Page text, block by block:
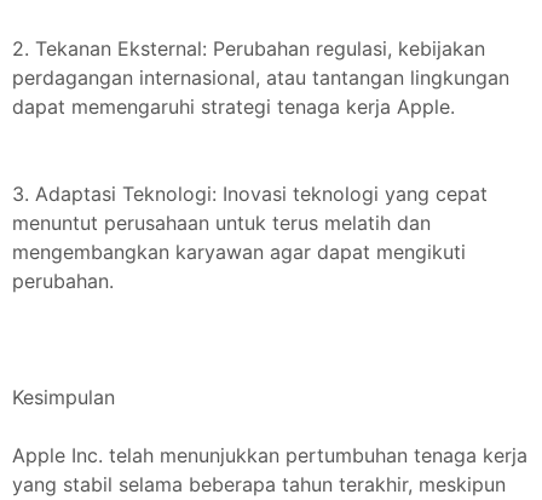
2. Tekanan Eksternal: Perubahan regulasi, kebijakan
perdagangan internasional, atau tantangan lingkungan
dapat memengaruhi strategi tenaga kerja Apple.
3. Adaptasi Teknologi: Inovasi teknologi yang cepat
menuntut perusahaan untuk terus melatih dan
mengembangkan karyawan agar dapat mengikuti
perubahan.
Kesimpulan
Apple Inc. telah menunjukkan pertumbuhan tenaga kerja
yang stabil selama beberapa tahun terakhir, meskipun